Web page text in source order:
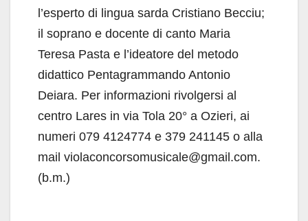
l’esperto di lingua sarda Cristiano Becciu;
il soprano e docente di canto Maria
Teresa Pasta e l’ideatore del metodo
didattico Pentagrammando Antonio
Deiara. Per informazioni rivolgersi al
centro Lares in via Tola 20° a Ozieri, ai
numeri 079 4124774 e 379 241145 o alla
mail violaconcorsomusicale@gmail.com.
(b.m.)